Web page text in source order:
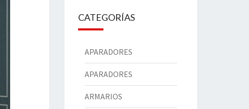
CATEGORÍAS
APARADORES
APARADORES
ARMARIOS